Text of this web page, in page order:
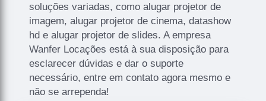
soluções variadas, como alugar projetor de
imagem, alugar projetor de cinema, datashow
hd e alugar projetor de slides. A empresa
Wanfer Locações está à sua disposição para
esclarecer dúvidas e dar o suporte
necessário, entre em contato agora mesmo e
não se arrependa!